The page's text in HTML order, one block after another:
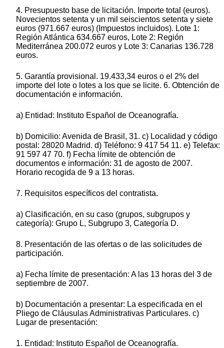
4. Presupuesto base de licitación. Importe total (euros).
Novecientos setenta y un mil seiscientos setenta y siete
euros (971.667 euros) (Impuestos incluidos). Lote 1:
Región Atlántica 634.667 euros, Lote 2: Región
Mediterránea 200.072 euros y Lote 3: Canarias 136.728
euros.
5. Garantía provisional. 19.433,34 euros o el 2% del
importe del lote o lotes a los que se licite. 6. Obtención de
documentación e información.
a) Entidad: Instituto Español de Oceanografía.
b) Domicilio: Avenida de Brasil, 31. c) Localidad y código
postal: 28020 Madrid. d) Teléfono: 9 417 54 11. e) Telefax:
91 597 47 70. f) Fecha límite de obtención de
documentos e información: 31 de agosto de 2007.
Horario recogida de 9 a 13 horas.
7. Requisitos específicos del contratista.
a) Clasificación, en su caso (grupos, subgrupos y
categoría): Grupo L, Subgrupo 3, Categoría D.
8. Presentación de las ofertas o de las solicitudes de
participación.
a) Fecha límite de presentación: A las 13 horas del 3 de
septiembre de 2007.
b) Documentación a presentar: La especificada en el
Pliego de Cláusulas Administrativas Particulares. c)
Lugar de presentación:
1. Entidad: Instituto Español de Oceanografía.